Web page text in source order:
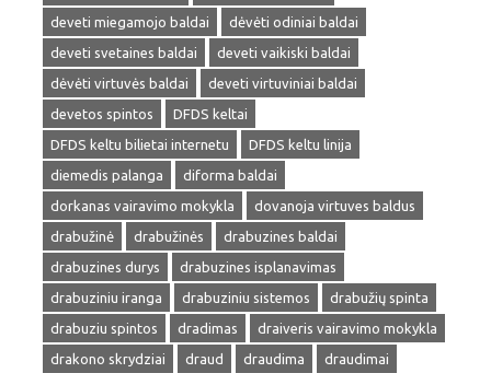
deveti miegamojo baldai
dėvėti odiniai baldai
deveti svetaines baldai
deveti vaikiski baldai
dėvėti virtuvės baldai
deveti virtuviniai baldai
devetos spintos
DFDS keltai
DFDS keltu bilietai internetu
DFDS keltu linija
diemedis palanga
diforma baldai
dorkanas vairavimo mokykla
dovanoja virtuves baldus
drabužinė
drabužinės
drabuzines baldai
drabuzines durys
drabuzines isplanavimas
drabuziniu iranga
drabuziniu sistemos
drabužių spinta
drabuziu spintos
dradimas
draiveris vairavimo mokykla
drakono skrydziai
draud draudima
draudimai